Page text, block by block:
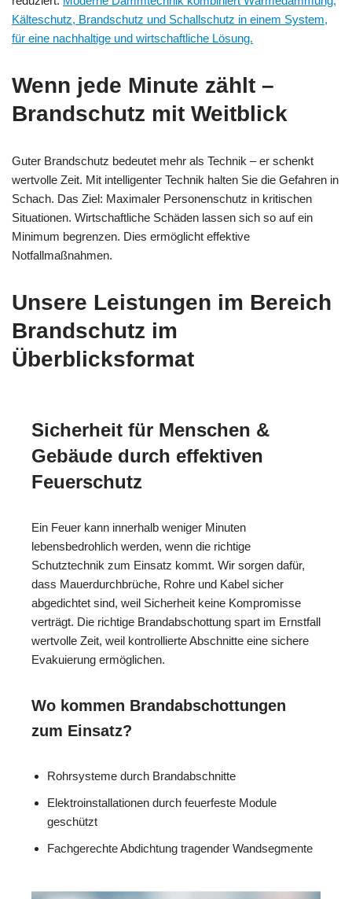
Kälteschutz, Brandschutz und Schallschutz in einem System,
für eine nachhaltige und wirtschaftliche Lösung.
Wenn jede Minute zählt –
Brandschutz mit Weitblick
Guter Brandschutz bedeutet mehr als Technik – er schenkt
wertvolle Zeit. Mit intelligenter Technik halten Sie die Gefahren in
Schach. Das Ziel: Maximaler Personenschutz in kritischen
Situationen. Wirtschaftliche Schäden lassen sich so auf ein
Minimum begrenzen. Dies ermöglicht effektive
Notfallmaßnahmen.
Unsere Leistungen im Bereich
Brandschutz im
Überblicksformat
Sicherheit für Menschen &
Gebäude durch effektiven
Feuerschutz
Ein Feuer kann innerhalb weniger Minuten
lebensbedrohlich werden, wenn die richtige
Schutztechnik zum Einsatz kommt. Wir sorgen dafür,
dass Mauerdurchbrüche, Rohre und Kabel sicher
abgedichtet sind, weil Sicherheit keine Kompromisse
verträgt. Die richtige Brandabschottung spart im Ernstfall
wertvolle Zeit, weil kontrollierte Abschnitte eine sichere
Evakuierung ermöglichen.
Wo kommen Brandabschottungen
zum Einsatz?
Rohrsysteme durch Brandabschnitte
Elektroinstallationen durch feuerfeste Module
geschützt
Fachgerechte Abdichtung tragender Wandsegmente